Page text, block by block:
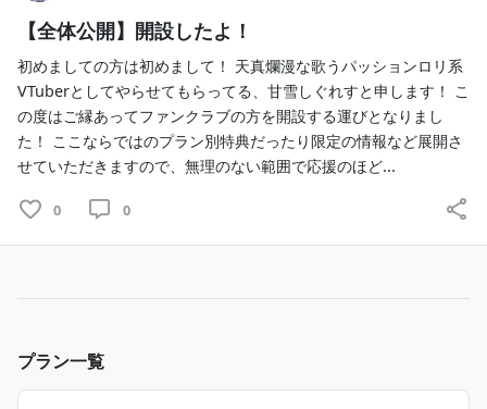
ときはTwitchで行います
配信スケジュールはYoutubeチャンネルのトップでお見逃
しなく！
ファンマーク :  ❄🚗
ファンアート : #あましぐあーと
【全体公開】開設したよ！
初めましての方は初めまして！ 天真爛漫な歌うパッションロリ系
VTuberとしてやらせてもらってる、甘雪しぐれすと申します！ こ
の度はご縁あってファンクラブの方を開設する運びとなりまし
た！ ここならではのプラン別特典だったり限定の情報など展開さ
せていただきますので、無理のない範囲で応援のほど...
0 0
プラン一覧